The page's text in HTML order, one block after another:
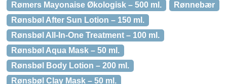
Rømers Mayonaise Økologisk – 500 ml.
Rønnebær
Rønsbøl After Sun Lotion – 150 ml.
Rønsbøl All-In-One Treatment – 100 ml.
Rønsbøl Aqua Mask – 50 ml.
Rønsbøl Body Lotion – 200 ml.
Rønsbøl Clay Mask – 50 ml.